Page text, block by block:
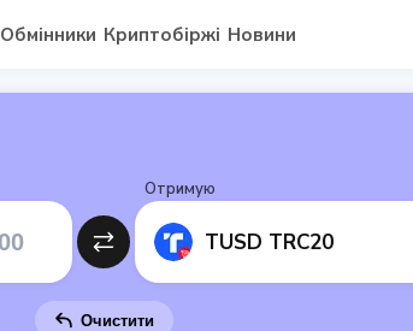
Обмінники Криптобіржі Новини
Отримую
TUSD TRC20
Очистити